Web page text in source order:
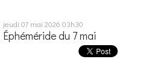
jeudi 07 mai 2026 03h30
Éphéméride du 7 mai